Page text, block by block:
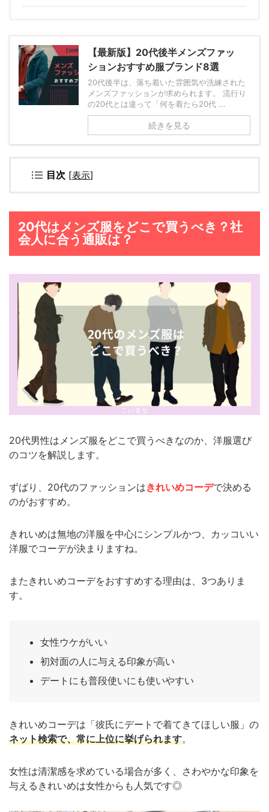
【最新版】20代後半メンズファッ
ションおすすめ服ブランド8選
20代後半は、落ち着いた雰囲気や洗練された
メンズファッションが求められます。 流行り
の20代とは違って「何を着たら20代 ...
続きを見る
目次 [表示]
20代はメンズ服をどこで買うべき？社
会人に合う通販は？
20代男性はメンズ服をどこで買うべきなのか、洋服選び
のコツを解説します。
ずばり、20代のファッションはきれいめコーデで決める
のがおすすめ。
きれいめは無地の洋服を中心にシンプルかつ、カッコいい
洋服でコーデが決まりますね。
またきれいめコーデをおすすめする理由は、3つありま
す。
女性ウケがいい
初対面の人に与える印象が高い
デートにも普段使いにも使いやすい
きれいめコーデは「彼氏にデートで着てきてほしい服」の
ネット検索で、常に上位に挙げられます。
女性は清潔感を求めている場合が多く、さわやかな印象を
与えるきれいめは女性からも人気です◎